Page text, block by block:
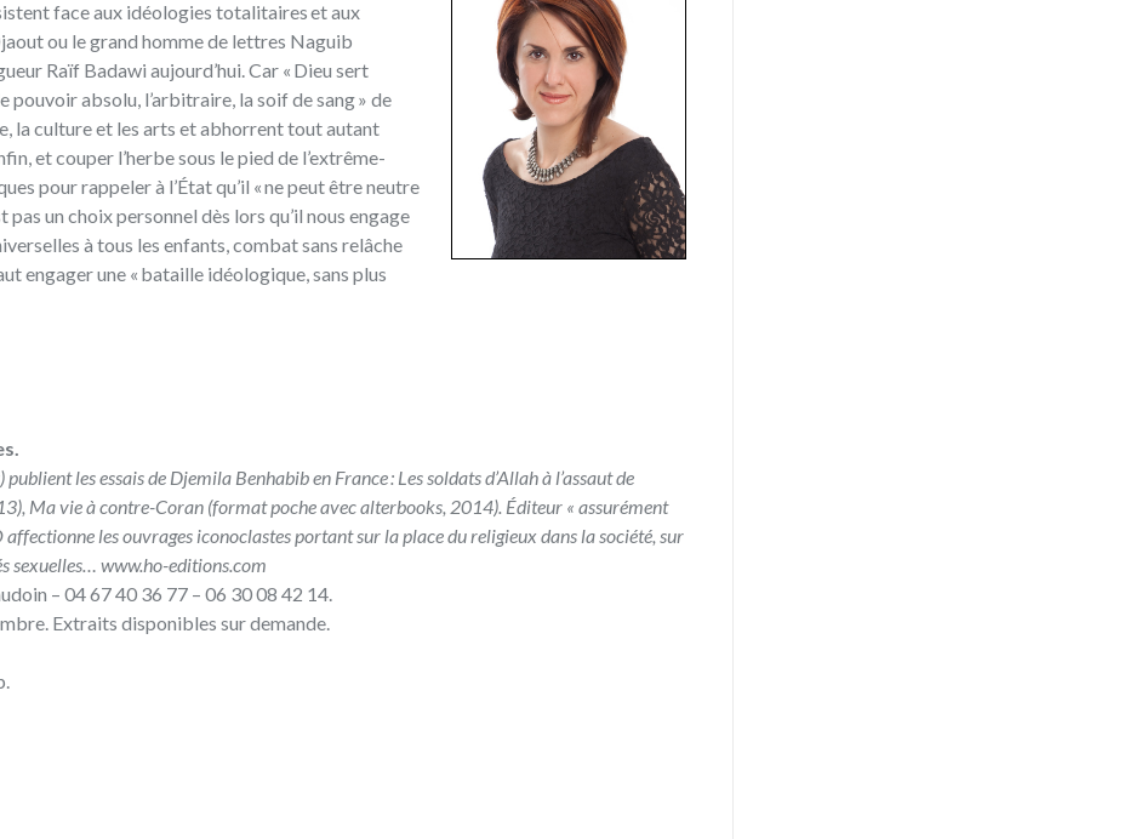
face aux idéologies totalitaires et aux
ou le grand homme de lettres Naguib
Raïf Badawi aujourd’hui. Car « Dieu sert
absolu, l’arbitraire, la soif de sang » de
la culture et les arts et abhorrent tout autant
et couper l’herbe sous le pied de l’extrême-
pour rappeler à l’État qu’il « ne peut être neutre
pas un choix personnel dès lors qu’il nous engage
à tous les enfants, combat sans relâche
engager une « bataille idéologique, sans plus
les essais de Djemila Benhabib en France : Les soldats d’Allah à l’assaut de
Ma vie à contre-Coran (format poche avec alterbooks, 2014). Éditeur « assurément
les ouvrages iconoclastes portant sur la place du religieux dans la société, sur
sexuelles… www.ho-editions.com
– 04 67 40 36 77 – 06 30 08 42 14.
Extraits disponibles sur demande.
.